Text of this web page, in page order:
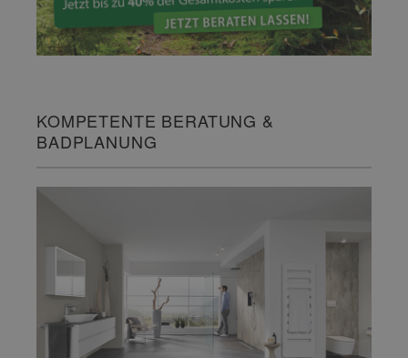
KOMPETENTE BERATUNG &
BADPLANUNG